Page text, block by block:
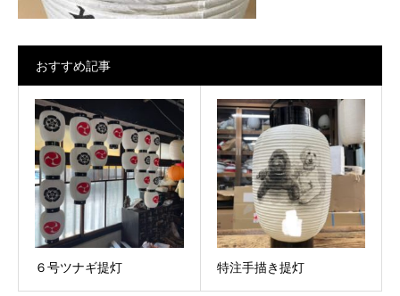
おすすめ記事
６号ツナギ提灯 特注手描き提灯